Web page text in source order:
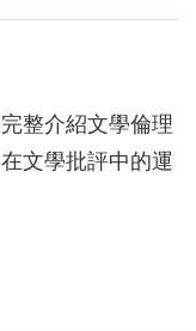
整介紹文學倫理
文學批評中的運